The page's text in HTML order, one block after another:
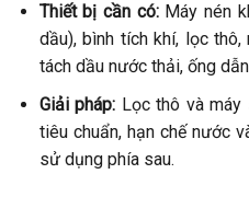
Thiết bị cần có:Máy nén
dầu), bình tích khí, lọc
tách dầu nước thải, ống
Giải pháp: Lọc thô và
tiêu chuẩn, hạn chế nước
sử dụng phía sau.